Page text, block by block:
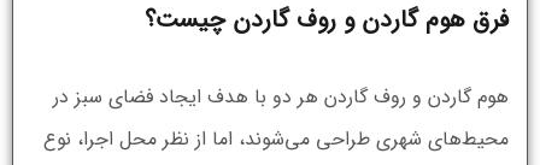
فرق هوم گاردن و روف گاردن چیست؟
هوم گاردن و روف گاردن هر دو با هدف ایجاد فضای سبز در
محیط‌های شهری طراحی می‌شوند، اما از نظر محل اجرا، نوع